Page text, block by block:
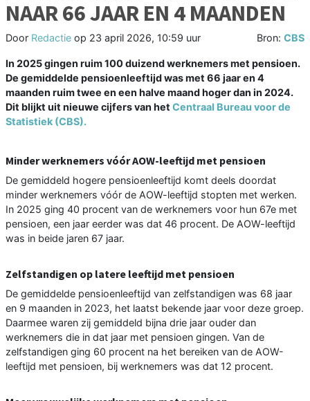
NAAR 66 JAAR EN 4 MAANDEN
Door Redactie op 23 april 2026, 10:59 uur Bron: CBS
In 2025 gingen ruim 100 duizend werknemers met pensioen.
De gemiddelde pensioenleeftijd was met 66 jaar en 4
maanden ruim twee en een halve maand hoger dan in 2024.
Dit blijkt uit nieuwe cijfers van het Centraal Bureau voor de
Statistiek (CBS).
Minder werknemers vóór AOW-leeftijd met pensioen
De gemiddeld hogere pensioenleeftijd komt deels doordat
minder werknemers vóór de AOW-leeftijd stopten met werken.
In 2025 ging 40 procent van de werknemers voor hun 67e met
pensioen, een jaar eerder was dat 46 procent. De AOW-leeftijd
was in beide jaren 67 jaar.
Zelfstandigen op latere leeftijd met pensioen
De gemiddelde pensioenleeftijd van zelfstandigen was 68 jaar
en 9 maanden in 2023, het laatst bekende jaar voor deze groep.
Daarmee waren zij gemiddeld bijna drie jaar ouder dan
werknemers die in dat jaar met pensioen gingen. Van de
zelfstandigen ging 60 procent na het bereiken van de AOW-
leeftijd met pensioen, bij werknemers was dat 12 procent.